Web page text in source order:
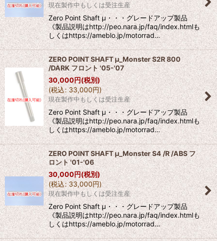
現在製作中もしくは受注生産
Zero Point Shaft μ・・・グレードアップ製品
《製品説明はhttp://peo.nara.jp/faq/index.htmlも
しくはhttps://ameblo.jp/motorrad…
ZERO POINT SHAFT μ_Monster S2R 800
/DARK フロント '05-'07
30,000円(税別)
(税込: 33,000円)
現在製作中もしくは受注生産
Zero Point Shaft μ・・・グレードアップ製品
《製品説明はhttp://peo.nara.jp/faq/index.htmlも
しくはhttps://ameblo.jp/motorrad…
ZERO POINT SHAFT μ_Monster S4 /R /ABS フ
ロント '01-'06
30,000円(税別)
(税込: 33,000円)
現在製作中もしくは受注生産
Zero Point Shaft μ・・・グレードアップ製品
《製品説明はhttp://peo.nara.jp/faq/index.htmlも
しくはhttps://ameblo.jp/motorrad…